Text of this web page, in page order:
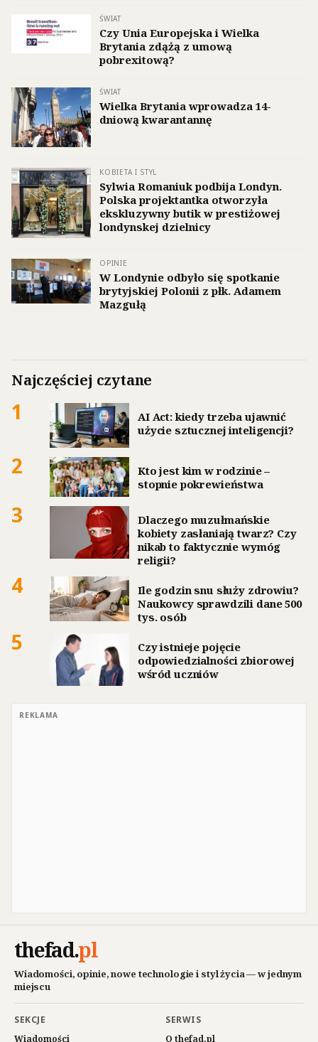
ŚWIAT
Czy Unia Europejska i Wielka
Brytania zdążą z umową
pobrexitową?
ŚWIAT
Wielka Brytania wprowadza 14-
dniową kwarantannę
KOBIETA I STYL
Sylwia Romaniuk podbija Londyn.
Polska projektantka otworzyła
ekskluzywny butik w prestiżowej
londynskej dzielnicy
OPINIE
W Londynie odbyło się spotkanie
brytyjskiej Polonii z płk. Adamem
Mazgułą
Najczęściej czytane
1
AI Act: kiedy trzeba ujawnić
użycie sztucznej inteligencji?
2
Kto jest kim w rodzinie –
stopnie pokrewieństwa
3
Dlaczego muzułmańskie
kobiety zasłaniają twarz? Czy
nikab to faktycznie wymóg
religii?
4
Ile godzin snu służy zdrowiu?
Naukowcy sprawdzili dane 500
tys. osób
5
Czy istnieje pojęcie
odpowiedzialności zbiorowej
wśród uczniów
REKLAMA
thefad.pl
Wiadomości, opinie, nowe technologie i styl życia — w jednym
miejscu
SEKCJE
Wiadomości
SERWIS
O thefad.pl